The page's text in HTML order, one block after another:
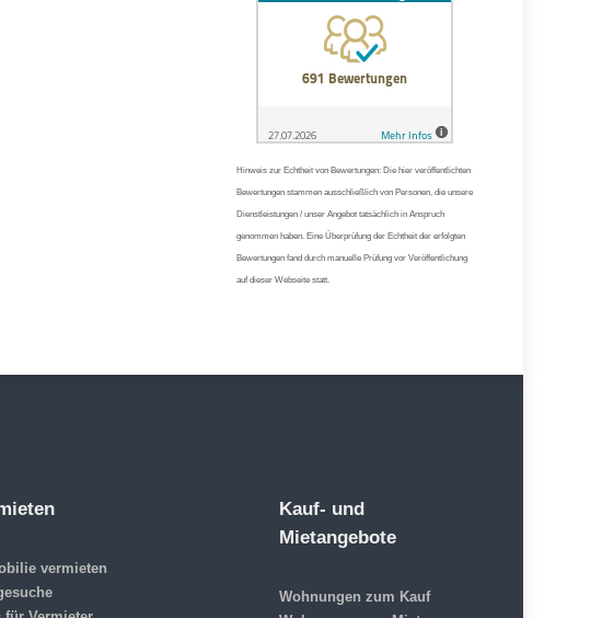
Hinweis zur Echtheit von Bewertungen: Die hier veröffentlichten
Bewertungen stammen ausschließlich von Personen, die unsere
Dienstleistungen / unser Angebot tatsächlich in Anspruch
genommen haben. Eine Überprüfung der Echtheit der erfolgten
Bewertungen fand durch manuelle Prüfung vor Veröffentlichung
auf dieser Webseite statt.
vermieten
Kauf- und
Mietangebote
Wohnungen zum Kauf